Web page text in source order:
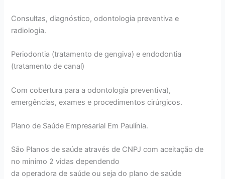
Consultas, diagnóstico, odontologia preventiva e
radiologia.
Periodontia (tratamento de gengiva) e endodontia
(tratamento de canal)
Com cobertura para a odontologia preventiva),
emergências, exames e procedimentos cirúrgicos.
Plano de Saúde Empresarial Em Paulínia.
São Planos de saúde através de CNPJ com aceitação de
no minimo 2 vidas dependendo
da operadora de saúde ou seja do plano de saúde